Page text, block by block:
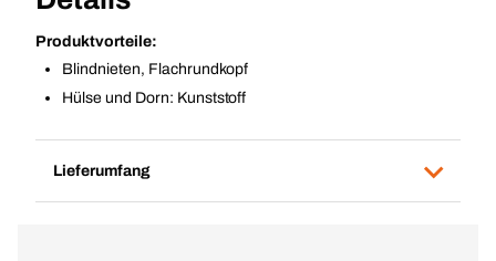
Produktvorteile:
Blindnieten, Flachrundkopf
Hülse und Dorn: Kunststoff
Lieferumfang